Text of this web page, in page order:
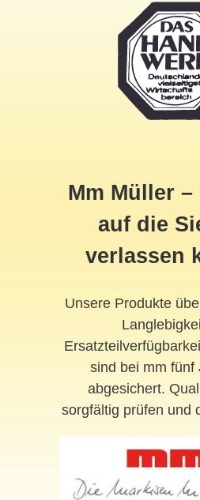
Mm Müller –
auf die
verlassen
Unsere Produkte
sind bei mm fünf
abgesichert.
sorgfältig prüfen und